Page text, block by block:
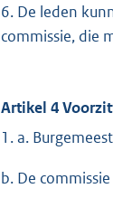
6. De leden
commissie, die
Artikel 4
1. a.
b. De